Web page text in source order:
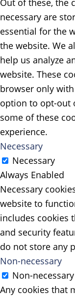
Out of these, the
necessary are
essential for the
the website. We
help us analyze
website. These
browser only
option to opt-out
some of these
experience.
Necessary
Necessary
Always Enabled
Necessary
website to
includes cookies
and security
do not store any
Non-necessary
Non-necessary
Any cookies that